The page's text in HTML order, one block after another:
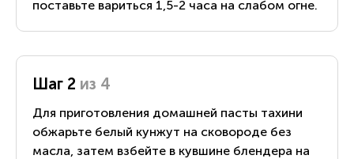
поставьте вариться 1,5-2 часа на слабом огне.
Шаг 2 из 4
Для приготовления домашней пасты тахини
обжарьте белый кунжут на сковороде без
масла, затем взбейте в кувшине блендера на